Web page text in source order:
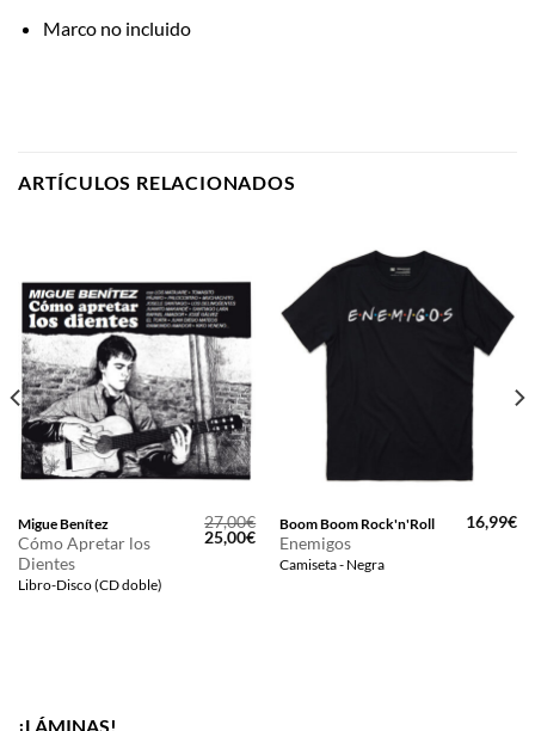
Marco no incluido
ARTÍCULOS RELACIONADOS
Migue Benítez
Cómo Apretar los
Dientes
Libro-Disco (CD doble)
27,00€
El
precio
25,00€El
precio
actual
Boom Boom Rock'n'Roll
Enemigos
Camiseta - Negra
16,99€
¡LÁMINAS!